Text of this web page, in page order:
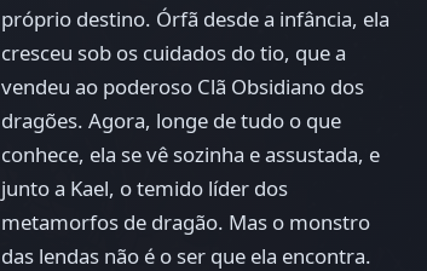
próprio destino. Órfã desde a infância, ela
cresceu sob os cuidados do tio, que a
vendeu ao poderoso Clã Obsidiano dos
dragões. Agora, longe de tudo o que
conhece, ela se vê sozinha e assustada, e
junto a Kael, o temido líder dos
metamorfos de dragão. Mas o monstro
das lendas não é o ser que ela encontra.